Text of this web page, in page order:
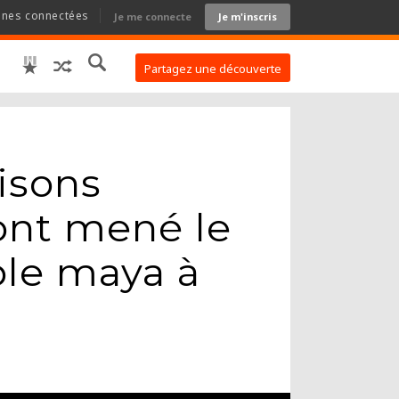
Je me connecte Je m'inscris
connectées
Partagez une découverte
mené le
maya à